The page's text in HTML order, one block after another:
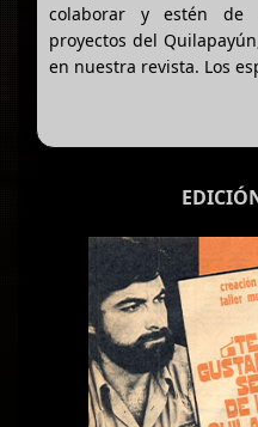
colaborar y estén de
proyectos del
en nuestra revista. Los